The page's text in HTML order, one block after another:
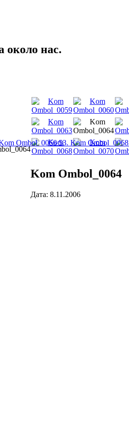
около нас.
Kom Ombol_0064
Дата: 8.11.2006
Ombol_006653. Kom Ombol_0068